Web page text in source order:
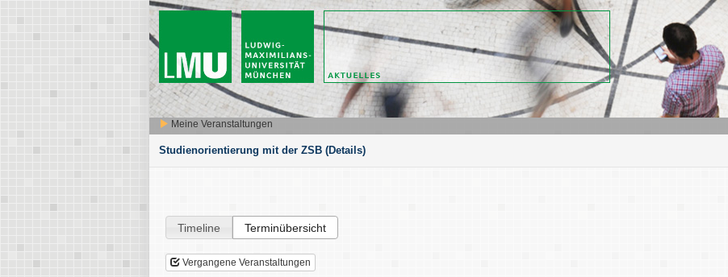
Meine Veranstaltungen
Studienorientierung mit der ZSB (Details)
Timeline Terminübersicht
Vergangene Veranstaltungen